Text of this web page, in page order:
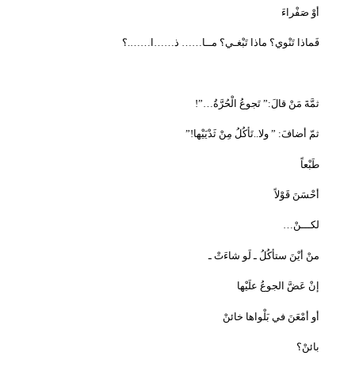
أوْ صَفْراءَ
فَماذا تَنْوي؟ ماذا تَبْغـي؟ مــا…… ذ……ا…….؟
ثمَّةَ مَنْ قالَ:” تَجوعُ الْحُرَّةُ …”!
ثمّ أضافَ: ” ولا..تَأكُلُ مِنْ ثَدْيَيْها!”
طَبْعاً
أحْسَنَ قَوْلاً
لكـــنْ…
منْ أيْنَ ستأكُلُ ـ لَو شاءَتْ ـ
إنْ عَضَّ الجوعُ علَيْها
أو أمْعَنَ في بَلْواها خائنْ
بائنْ؟